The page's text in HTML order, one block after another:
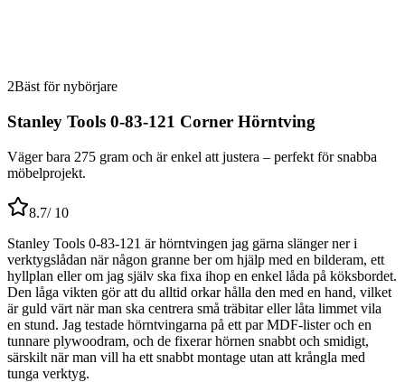
2Bäst för nybörjare
Stanley Tools 0-83-121 Corner Hörntving
Väger bara 275 gram och är enkel att justera – perfekt för snabba
möbelprojekt.
8.7/ 10
Stanley Tools 0-83-121 är hörntvingen jag gärna slänger ner i
verktygslådan när någon granne ber om hjälp med en bilderam, ett
hyllplan eller om jag själv ska fixa ihop en enkel låda på köksbordet.
Den låga vikten gör att du alltid orkar hålla den med en hand, vilket
är guld värt när man ska centrera små träbitar eller låta limmet vila
en stund. Jag testade hörntvingarna på ett par MDF-lister och en
tunnare plywoodram, och de fixerar hörnen snabbt och smidigt,
särskilt när man vill ha ett snabbt montage utan att krångla med
tunga verktyg.